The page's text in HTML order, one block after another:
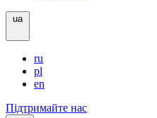
ua
ru
pl
en
Підтримайте нас